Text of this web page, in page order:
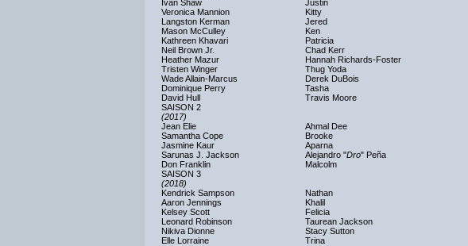
Ivan Shaw
Justin
Veronica Mannion
Kitty
Langston Kerman
Jered
Mason McCulley
Ken
Kathreen Khavari
Patricia
Neil Brown Jr.
Chad Kerr
Heather Mazur
Hannah Richards-Foster
Tristen Winger
Thug Yoda
Wade Allain-Marcus
Derek DuBois
Dominique Perry
Tasha
David Hull
Travis Moore
SAISON 2
(2017)
Jean Elie
Ahmal Dee
Samantha Cope
Brooke
Jasmine Kaur
Aparna
Sarunas J. Jackson
Alejandro "Dro" Peña
Don Franklin
Malcolm
SAISON 3
(2018)
Kendrick Sampson
Nathan
Aaron Jennings
Khalil
Kelsey Scott
Felicia
Leonard Robinson
Taurean Jackson
Nikiva Dionne
Stacy Sutton
Elle Lorraine
Trina